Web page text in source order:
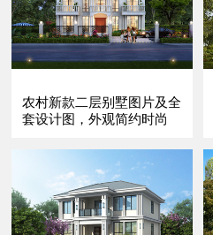
农村新款二层别墅图片及全
套设计图，外观简约时尚